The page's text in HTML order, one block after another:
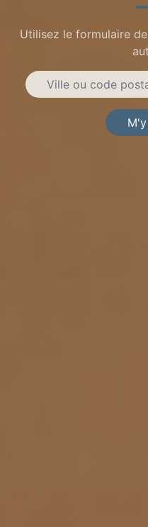
Utilisez le formulaire